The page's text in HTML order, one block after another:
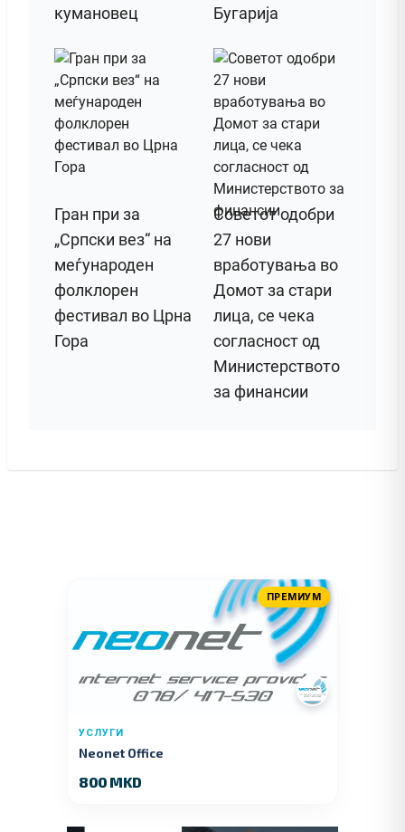
кумановец Бугарија
Гран при за
„Српски вез“ на
меѓународен
фолклорен
фестивал во Црна
Гора
Советот одобри
27 нови
вработувања во
Домот за стари
лица, се чека
согласност од
Министерството
за финансии
ПРЕМИУМ
УСЛУГИ
Neonet Office
800 MKD